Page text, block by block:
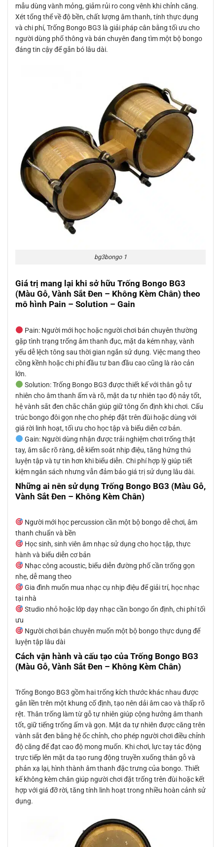
mẫu dùng vành mỏng, giảm rủi ro cong vênh khi chỉnh căng.
Xét tổng thể về độ bền, chất lượng âm thanh, tính thực dụng
và chi phí, Trống Bongo BG3 là giải pháp cân bằng tối ưu cho
người dùng phổ thông và bán chuyên đang tìm một bộ bongo
đáng tin cậy để gắn bó lâu dài.
bg3bongo 1
Giá trị mang lại khi sở hữu Trống Bongo BG3
(Màu Gỗ, Vành Sắt Đen – Không Kèm Chân) theo
mô hình Pain – Solution – Gain
Pain: Người mới học hoặc người chơi bán chuyên thường
gặp tình trạng trống âm thanh đục, mặt da kém nhạy, vành
yếu dễ lệch tông sau thời gian ngắn sử dụng. Việc mang theo
cồng kềnh hoặc chi phí đầu tư ban đầu cao cũng là rào cản
lớn.
Solution: Trống Bongo BG3 được thiết kế với thân gỗ tự
nhiên cho âm thanh ấm và rõ, mặt da tự nhiên tạo độ nảy tốt,
hệ vành sắt đen chắc chắn giúp giữ tông ổn định khi chơi. Cấu
trúc bongo đôi gọn nhẹ cho phép đặt trên đùi hoặc dùng với
giá rời linh hoạt, tối ưu cho học tập và biểu diễn cơ bản.
Gain: Người dùng nhận được trải nghiệm chơi trống thật
tay, âm sắc rõ ràng, dễ kiểm soát nhịp điệu, tăng hứng thú
luyện tập và tự tin hơn khi biểu diễn. Chi phí hợp lý giúp tiết
kiệm ngân sách nhưng vẫn đảm bảo giá trị sử dụng lâu dài.
Những ai nên sử dụng Trống Bongo BG3 (Màu Gỗ,
Vành Sắt Đen – Không Kèm Chân)
Người mới học percussion cần một bộ bongo dễ chơi, âm
thanh chuẩn và bền
Học sinh, sinh viên âm nhạc sử dụng cho học tập, thực
hành và biểu diễn cơ bản
Nhạc công acoustic, biểu diễn đường phố cần trống gọn
nhẹ, dễ mang theo
Gia đình muốn mua nhạc cụ nhịp điệu để giải trí, học nhạc
tại nhà
Studio nhỏ hoặc lớp dạy nhạc cần bongo ổn định, chi phí tối
ưu
Người chơi bán chuyên muốn một bộ bongo thực dụng để
luyện tập lâu dài
Cách vận hành và cấu tạo của Trống Bongo BG3
(Màu Gỗ, Vành Sắt Đen – Không Kèm Chân)
Trống Bongo BG3 gồm hai trống kích thước khác nhau được
gắn liền trên một khung cố định, tạo nên dải âm cao và thấp rõ
rệt. Thân trống làm từ gỗ tự nhiên giúp cộng hưởng âm thanh
tốt, giữ tiếng trống ấm và gọn. Mặt da tự nhiên được căng trên
vành sắt đen bằng hệ ốc chỉnh, cho phép người chơi điều chỉnh
độ căng để đạt cao độ mong muốn. Khi chơi, lực tay tác động
trực tiếp lên mặt da tạo rung động truyền xuống thân gỗ và
phản xạ lại, hình thành âm thanh đặc trưng của bongo. Thiết
kế không kèm chân giúp người chơi đặt trống trên đùi hoặc kết
hợp với giá đỡ rời, tăng tính linh hoạt trong nhiều hoàn cảnh sử
dụng.